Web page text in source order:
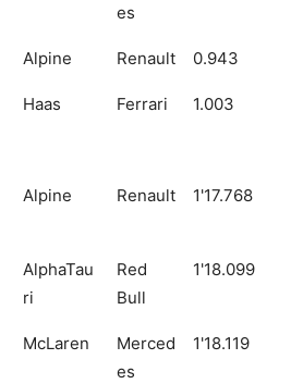
es
Alpine Renault 0.943
Haas Ferrari 1.003
Alpine Renault 1'17.768
AlphaTau
ri
Red
Bull
1'18.099
McLaren
Merced
es
1'18.119